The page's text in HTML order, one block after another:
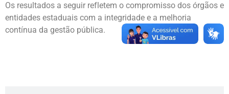
Os resultados a seguir refletem o compromisso dos órgãos e
entidades estaduais com a integridade e a melhoria
contínua da gestão pública.